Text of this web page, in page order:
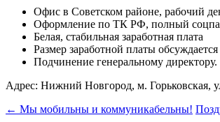
Офис в Советском районе, рабочий
Оформление по ТК РФ, полный
Белая, стабильная заработная плата
Размер заработной платы
Подчинение генеральному директору.
Адрес: Нижний Новгород, м. Горьковская,
Post
← Мы мобильны и коммуникабельны!